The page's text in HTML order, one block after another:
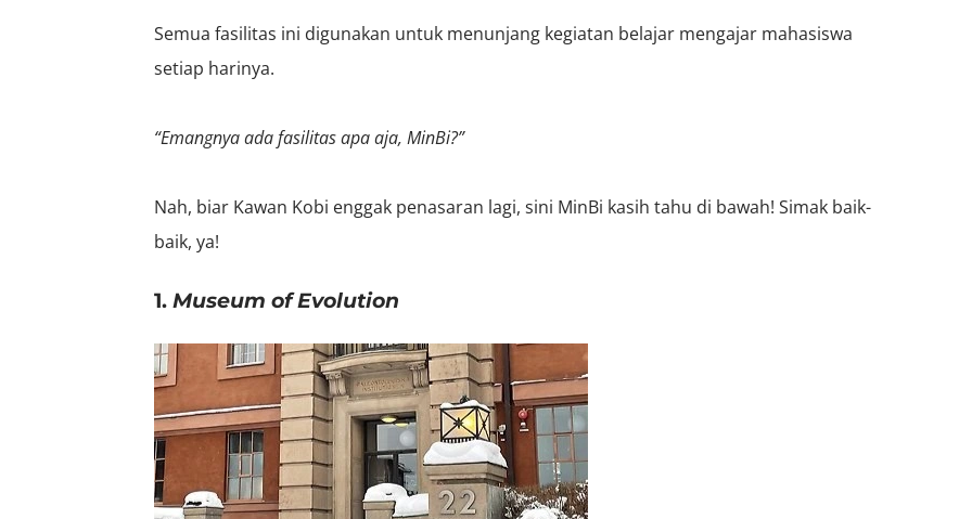
Semua fasilitas ini digunakan untuk menunjang kegiatan belajar mengajar mahasiswa
setiap harinya.
“Emangnya ada fasilitas apa aja, MinBi?”
Nah, biar Kawan Kobi enggak penasaran lagi, sini MinBi kasih tahu di bawah! Simak baik-
baik, ya!
1. Museum of Evolution